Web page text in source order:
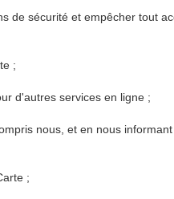
de sécurité et empêcher tout
;
d'autres services en ligne ;
nous, et en nous
;